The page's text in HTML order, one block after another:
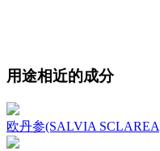
用途相近的成分
欧丹参(SALVIA